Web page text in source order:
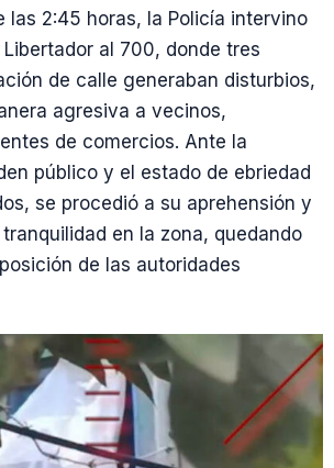
las 2:45 horas, la Policía intervino
al 700, donde tres
de calle generaban disturbios,
agresiva a vecinos,
de comercios. Ante la
público y el estado de ebriedad
se procedió a su aprehensión y
en la zona, quedando
de las autoridades